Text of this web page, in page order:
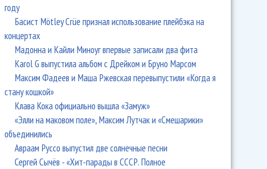
году
Басист Mötley Crüe признал использование плейбэка на
концертах
Мадонна и Кайли Миноуг впервые записали два фита
Karol G выпустила альбом с Дрейком и Бруно Марсом
Максим Фадеев и Маша Ржевская перевыпустили «Когда я
стану кошкой»
Клава Кока официально вышла «Замуж»
«Элли на маковом поле», Максим Лутчак и «Смешарики»
объединились
Авраам Руссо выпустил две солнечные песни
Сергей Сычёв - «Хит-парады в СССР. Полное